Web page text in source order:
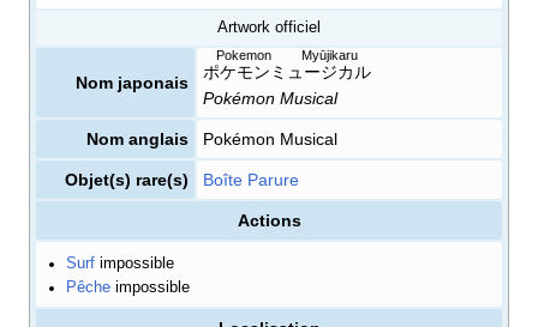
Artwork officiel
Nom japonais
ポケモンミュージカル
Pokemon Myūjikaru
Pokémon Musical
Nom anglais Pokémon Musical
Objet(s) rare(s) Boîte Parure
Actions
Surf impossible
Pêche impossible